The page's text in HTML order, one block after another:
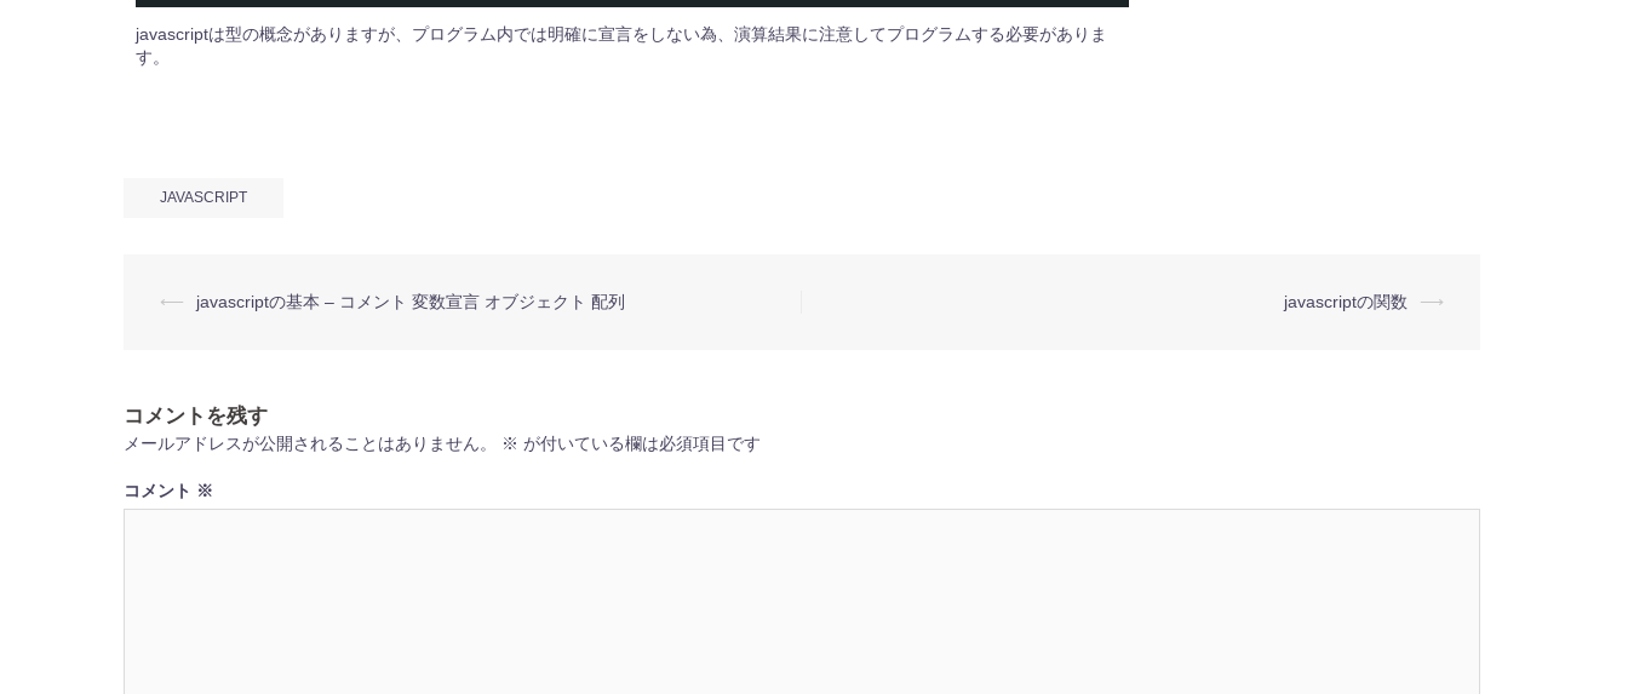
javascriptは型の概念がありますが、プログラム内では明確に宣言をしない為、演算結果に注意してプログラムする必要がありま
す。
JAVASCRIPT
投
シ
ョ
ン
⟵ javascriptの基本 – コメント 変数宣言 オブジェクト 配列 javascriptの関数 ⟶
コメントを残す
メールアドレスが公開されることはありません。 ※ が付いている欄は必須項目です
コメント ※